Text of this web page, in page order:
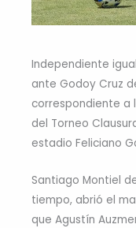
Independiente
ante Godoy Cruz
correspondiente a
del Torneo
estadio Feliciano
Santiago Montiel
tiempo, abrió el
que Agustín